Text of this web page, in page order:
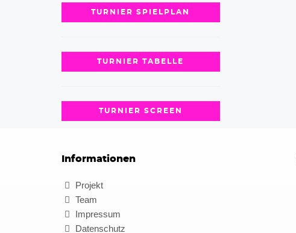
TURNIER SPIELPLAN
TURNIER TABELLE
TURNIER SCREEN
Informationen
Projekt
Team
Impressum
Datenschutz